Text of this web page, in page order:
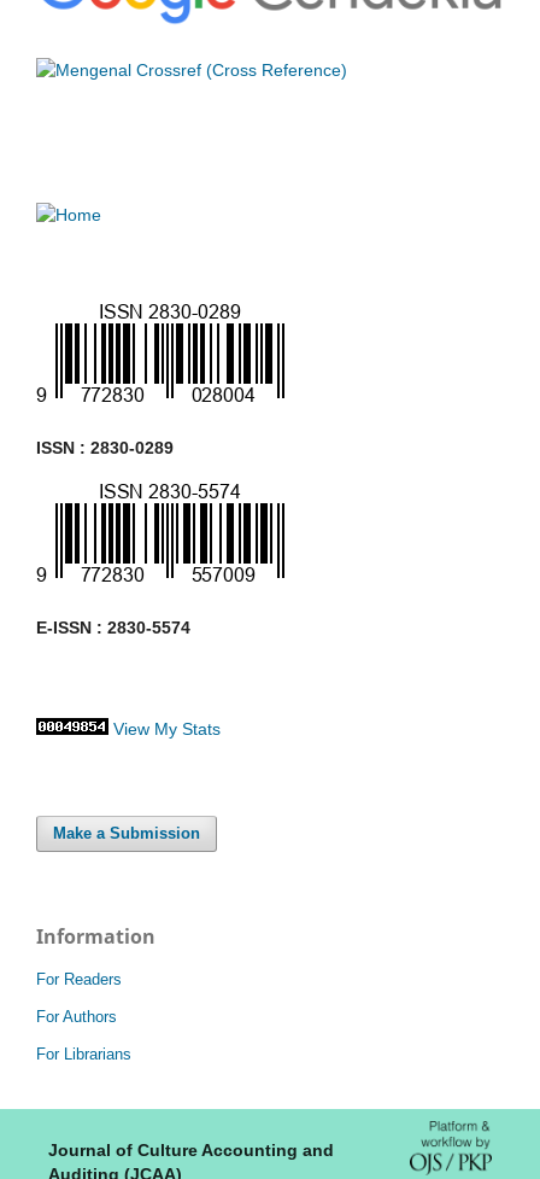
ISSN : 2830-0289
E-ISSN : 2830-5574
View My Stats
Make a Submission
Information
For Readers
For Authors
For Librarians
Journal of Culture Accounting and
Auditing (JCAA)